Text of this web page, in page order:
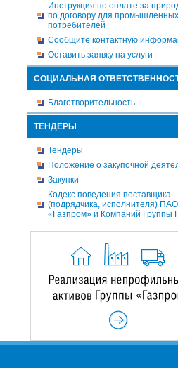
Инструкция по оплате за
по договору для промышленных
потребителей
Сообщите контактную
Оставить заявку на услуги
СОЦИАЛЬНАЯ
Благотворительность
ТЕНДЕРЫ
Тендеры
Положение о закупочной
Закупки
Кодекс поведения поставщика
(подрядчика, исполнителя) ПАО
«Газпром» и Компаний Группы